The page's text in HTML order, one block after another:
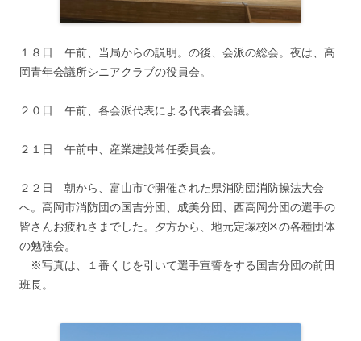
１８日 午前、当局からの説明。の後、会派の総会。夜は、高
岡青年会議所シニアクラブの役員会。
２０日 午前、各会派代表による代表者会議。
２１日 午前中、産業建設常任委員会。
２２日 朝から、富山市で開催された県消防団消防操法大会
へ。高岡市消防団の国吉分団、成美分団、西高岡分団の選手の
皆さんお疲れさまでした。夕方から、地元定塚校区の各種団体
の勉強会。
※写真は、１番くじを引いて選手宣誓をする国吉分団の前田
班長。